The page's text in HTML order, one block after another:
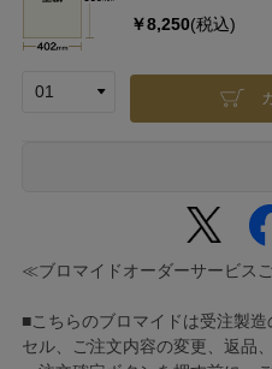
￥8,250(税込)
≪ブロマイドオーダーサービス
■こちらのブロマイドは受注製
セル、ご注文内容の変更、返品